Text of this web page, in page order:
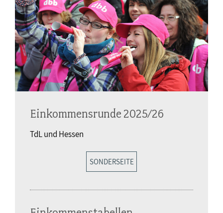
Einkommensrunde 2025/26
TdL und Hessen
SONDERSEITE